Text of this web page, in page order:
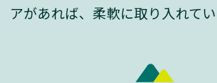
アがあれば、柔軟に取り入れてい